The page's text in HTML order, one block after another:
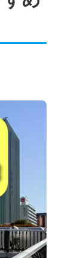
め